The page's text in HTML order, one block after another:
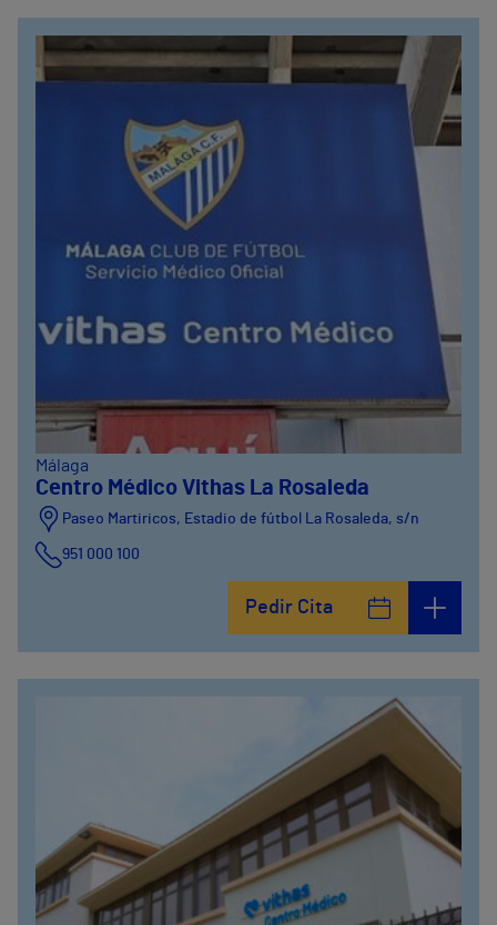
Málaga
Centro Médico Vithas La Rosaleda
Paseo Martiricos, Estadio de fútbol La Rosaleda, s/n
951 000 100
Pedir Cita